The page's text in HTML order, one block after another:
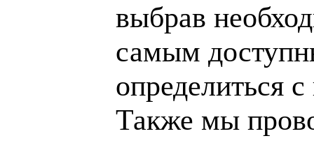
выбрав
самым
определиться
Также мы